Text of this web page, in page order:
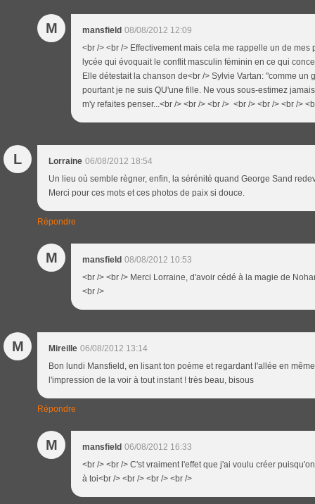
M mansfield 08/08/2012 12:09
<br /> <br /> Effectivement mais cela me rappelle un de mes
lycée qui évoquait le conflit masculin féminin en ce qui
Elle détestait la chanson de<br /> Sylvie Vartan: "comme un
pourtant je ne suis QU'une fille. Ne vous sous-estimez
m'y refaites penser...<br /> <br /> <br /> <br /> <br /> <br />
L Lorraine 06/08/2012 18:54
Un lieu où semble règner, enfin, la sérénité quand George Sand
Merci pour ces mots et ces photos de paix si douce.
Répondre
M mansfield 08/08/2012 10:53
<br /> <br /> Merci Lorraine, d'avoir cédé à la magie de
<br />
M Mireille 06/08/2012 13:14
Bon lundi Mansfield, en lisant ton poème et regardant l'allée en
l'impression de la voir à tout instant ! très beau, bisous
Répondre
M mansfield 06/08/2012 16:33
<br /> <br /> C'st vraiment l'effet que j'ai voulu créer
à toi<br /> <br /> <br /> <br />